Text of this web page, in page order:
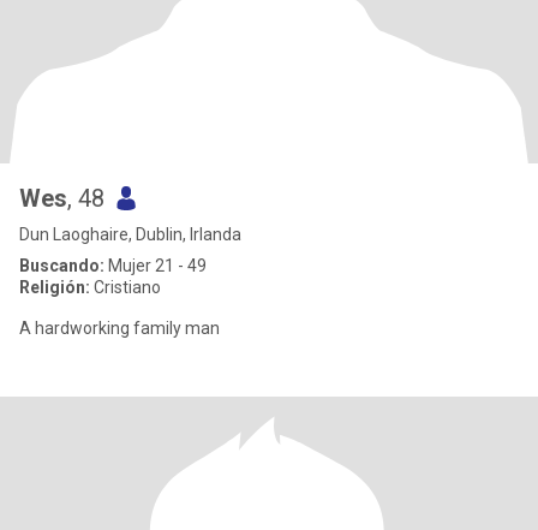
Wes, 48
Dun Laoghaire, Dublin, Irlanda
Buscando: Mujer 21 - 49
Religión: Cristiano
A hardworking family man